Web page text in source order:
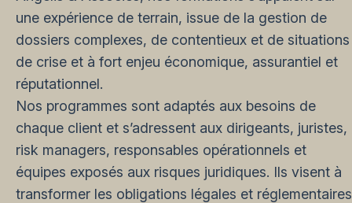
une expérience de terrain, issue de la gestion de
dossiers complexes, de contentieux et de situations
de crise et à fort enjeu économique, assurantiel et
réputationnel.
Nos programmes sont adaptés aux besoins de
chaque client et s’adressent aux dirigeants, juristes,
risk managers, responsables opérationnels et
équipes exposés aux risques juridiques. Ils visent à
transformer les obligations légales et réglementaires